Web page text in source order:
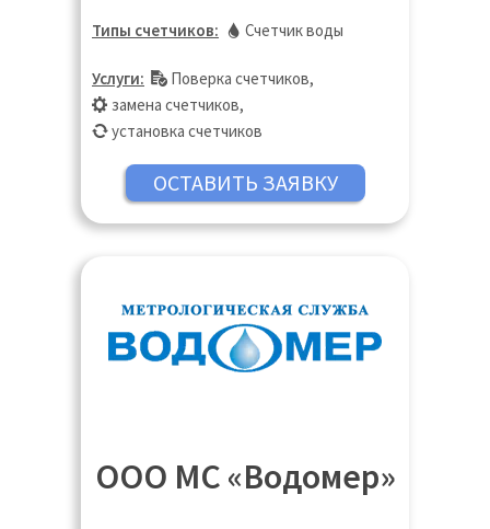
Ивантеевка, Истра, Кашира, Клин,
Коломна, Королёв, Котельники,
Красногорск, Лобня, Лосино-Петровский,
Лыткарино, Люберцы, Можайск, Мытищи,
Наро-Фоминск, Озёры, Орехово-Зуево,
Павловский Посад, Подольск, Пушкино,
Раменское, Реутов, Руза, Сергиев Посад,
Серпухов, Солнечногорск, Ступино,
Типы счетчиков: Счетчик воды
Услуги: Поверка счетчиков,
замена счетчиков,
установка счетчиков
ООО МС «Водомер»